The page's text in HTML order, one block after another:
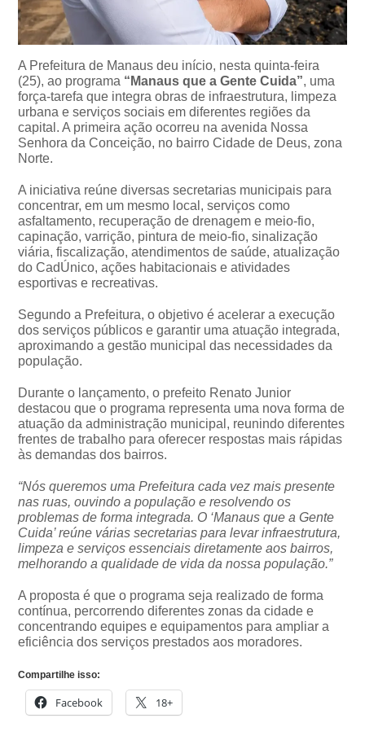
A Prefeitura de Manaus deu início, nesta quinta-feira
(25), ao programa “Manaus que a Gente Cuida”, uma
força-tarefa que integra obras de infraestrutura, limpeza
urbana e serviços sociais em diferentes regiões da
capital. A primeira ação ocorreu na avenida Nossa
Senhora da Conceição, no bairro Cidade de Deus, zona
Norte.
A iniciativa reúne diversas secretarias municipais para
concentrar, em um mesmo local, serviços como
asfaltamento, recuperação de drenagem e meio-fio,
capinação, varrição, pintura de meio-fio, sinalização
viária, fiscalização, atendimentos de saúde, atualização
do CadÚnico, ações habitacionais e atividades
esportivas e recreativas.
Segundo a Prefeitura, o objetivo é acelerar a execução
dos serviços públicos e garantir uma atuação integrada,
aproximando a gestão municipal das necessidades da
população.
Durante o lançamento, o prefeito Renato Junior
destacou que o programa representa uma nova forma de
atuação da administração municipal, reunindo diferentes
frentes de trabalho para oferecer respostas mais rápidas
às demandas dos bairros.
“Nós queremos uma Prefeitura cada vez mais presente
nas ruas, ouvindo a população e resolvendo os
problemas de forma integrada. O ‘Manaus que a Gente
Cuida’ reúne várias secretarias para levar infraestrutura,
limpeza e serviços essenciais diretamente aos bairros,
melhorando a qualidade de vida da nossa população.”
A proposta é que o programa seja realizado de forma
contínua, percorrendo diferentes zonas da cidade e
concentrando equipes e equipamentos para ampliar a
eficiência dos serviços prestados aos moradores.
Compartilhe isso:
Facebook 18+